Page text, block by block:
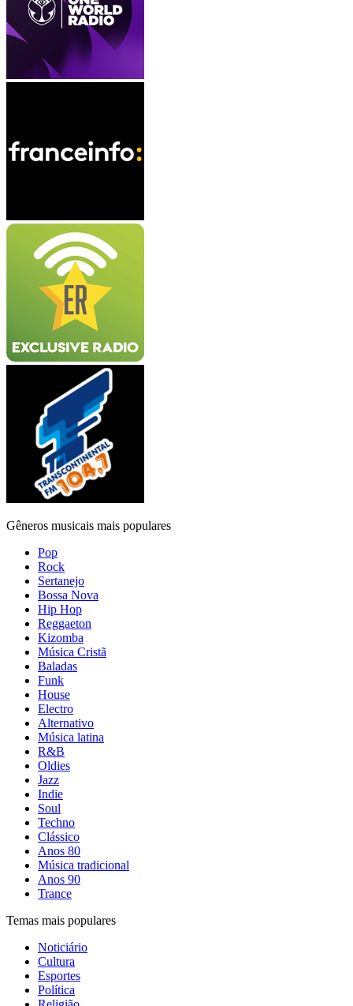
Gêneros musicais mais populares
Pop
Rock
Sertanejo
Bossa Nova
Hip Hop
Reggaeton
Kizomba
Música Cristã
Baladas
Funk
House
Electro
Alternativo
Música latina
R&B
Oldies
Jazz
Indie
Soul
Techno
Clássico
Anos 80
Música tradicional
Anos 90
Trance
Temas mais populares
Noticiário
Cultura
Esportes
Política